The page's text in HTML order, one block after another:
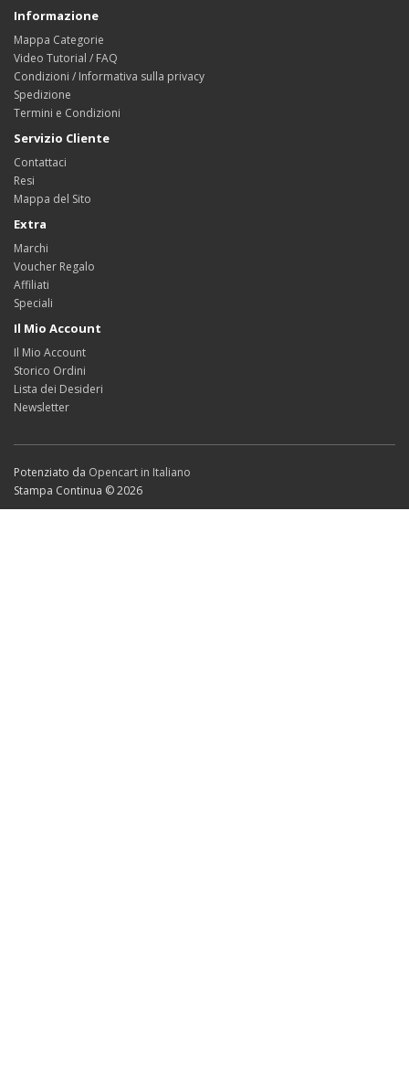
Informazione
Mappa Categorie
Video Tutorial / FAQ
Condizioni / Informativa sulla privacy
Spedizione
Termini e Condizioni
Servizio Cliente
Contattaci
Resi
Mappa del Sito
Extra
Marchi
Voucher Regalo
Affiliati
Speciali
Il Mio Account
Il Mio Account
Storico Ordini
Lista dei Desideri
Newsletter
Potenziato da Opencart in Italiano
Stampa Continua © 2026